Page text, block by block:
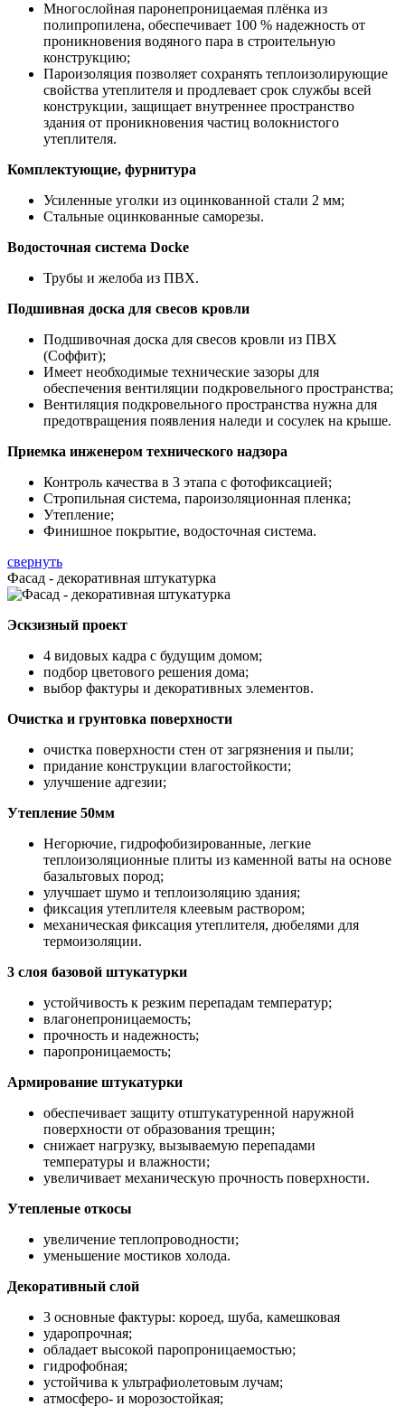
Многослойная паронепроницаемая плёнка из
полипропилена, обеспечивает 100 % надежность от
проникновения водяного пара в строительную
конструкцию;
Пароизоляция позволяет сохранять теплоизолирующие
свойства утеплителя и продлевает срок службы всей
конструкции, защищает внутреннее пространство
здания от проникновения частиц волокнистого
утеплителя.
Комплектующие, фурнитура
Усиленные уголки из оцинкованной стали 2 мм;
Стальные оцинкованные саморезы.
Водосточная система Docke
Трубы и желоба из ПВХ.
Подшивная доска для свесов кровли
Подшивочная доска для свесов кровли из ПВХ
(Соффит);
Имеет необходимые технические зазоры для
обеспечения вентиляции подкровельного пространства;
Вентиляция подкровельного пространства нужна для
предотвращения появления наледи и сосулек на крыше.
Приемка инженером технического надзора
Контроль качества в 3 этапа с фотофиксацией;
Стропильная система, пароизоляционная пленка;
Утепление;
Финишное покрытие, водосточная система.
свернуть
Фасад - декоративная штукатурка
Эскзизный проект
4 видовых кадра с будущим домом;
подбор цветового решения дома;
выбор фактуры и декоративных элементов.
Очистка и грунтовка поверхности
очистка поверхности стен от загрязнения и пыли;
придание конструкции влагостойкости;
улучшение адгезии;
Утепление 50мм
Негорючие, гидрофобизированные, легкие
теплоизоляционные плиты из каменной ваты на основе
базальтовых пород;
улучшает шумо и теплоизоляцию здания;
фиксация утеплителя клеевым раствором;
механическая фиксация утеплителя, дюбелями для
термоизоляции.
3 слоя базовой штукатурки
устойчивость к резким перепадам температур;
влагонепроницаемость;
прочность и надежность;
паропроницаемость;
Армирование штукатурки
обеспечивает защиту отштукатуренной наружной
поверхности от образования трещин;
снижает нагрузку, вызываемую перепадами
температуры и влажности;
увеличивает механическую прочность поверхности.
Утепленые откосы
увеличение теплопроводности;
уменьшение мостиков холода.
Декоративный слой
3 основные фактуры: короед, шуба, камешковая
ударопрочная;
обладает высокой паропроницаемостью;
гидрофобная;
устойчива к ультрафиолетовым лучам;
атмосферо- и морозостойкая;